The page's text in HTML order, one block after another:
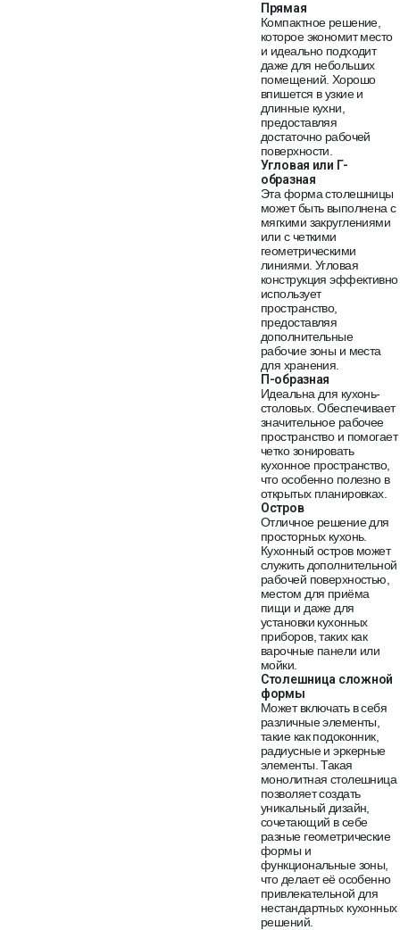
Прямая
Компактное решение,
которое экономит место
и идеально подходит
даже для небольших
помещений. Хорошо
впишется в узкие и
длинные кухни,
предоставляя
достаточно рабочей
поверхности.
Угловая или Г-
образная
Эта форма столешницы
может быть выполнена с
мягкими закруглениями
или с четкими
геометрическими
линиями. Угловая
конструкция эффективно
использует
пространство,
предоставляя
дополнительные
рабочие зоны и места
для хранения.
П-образная
Идеальна для кухонь-
столовых. Обеспечивает
значительное рабочее
пространство и помогает
четко зонировать
кухонное пространство,
что особенно полезно в
открытых планировках.
Остров
Отличное решение для
просторных кухонь.
Кухонный остров может
служить дополнительной
рабочей поверхностью,
местом для приёма
пищи и даже для
установки кухонных
приборов, таких как
варочные панели или
мойки.
Столешница сложной
формы
Может включать в себя
различные элементы,
такие как подоконник,
радиусные и эркерные
элементы. Такая
монолитная столешница
позволяет создать
уникальный дизайн,
сочетающий в себе
разные геометрические
формы и
функциональные зоны,
что делает её особенно
привлекательной для
нестандартных кухонных
решений.